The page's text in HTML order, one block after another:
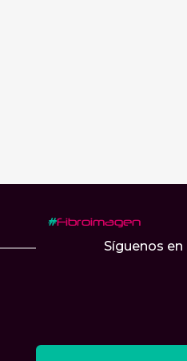
#Fibroimagen
Síguenos